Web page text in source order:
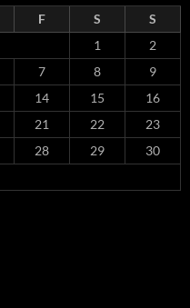
F S
S
1
2
7 8
9
14 15
16
21 22
23
28 29
30